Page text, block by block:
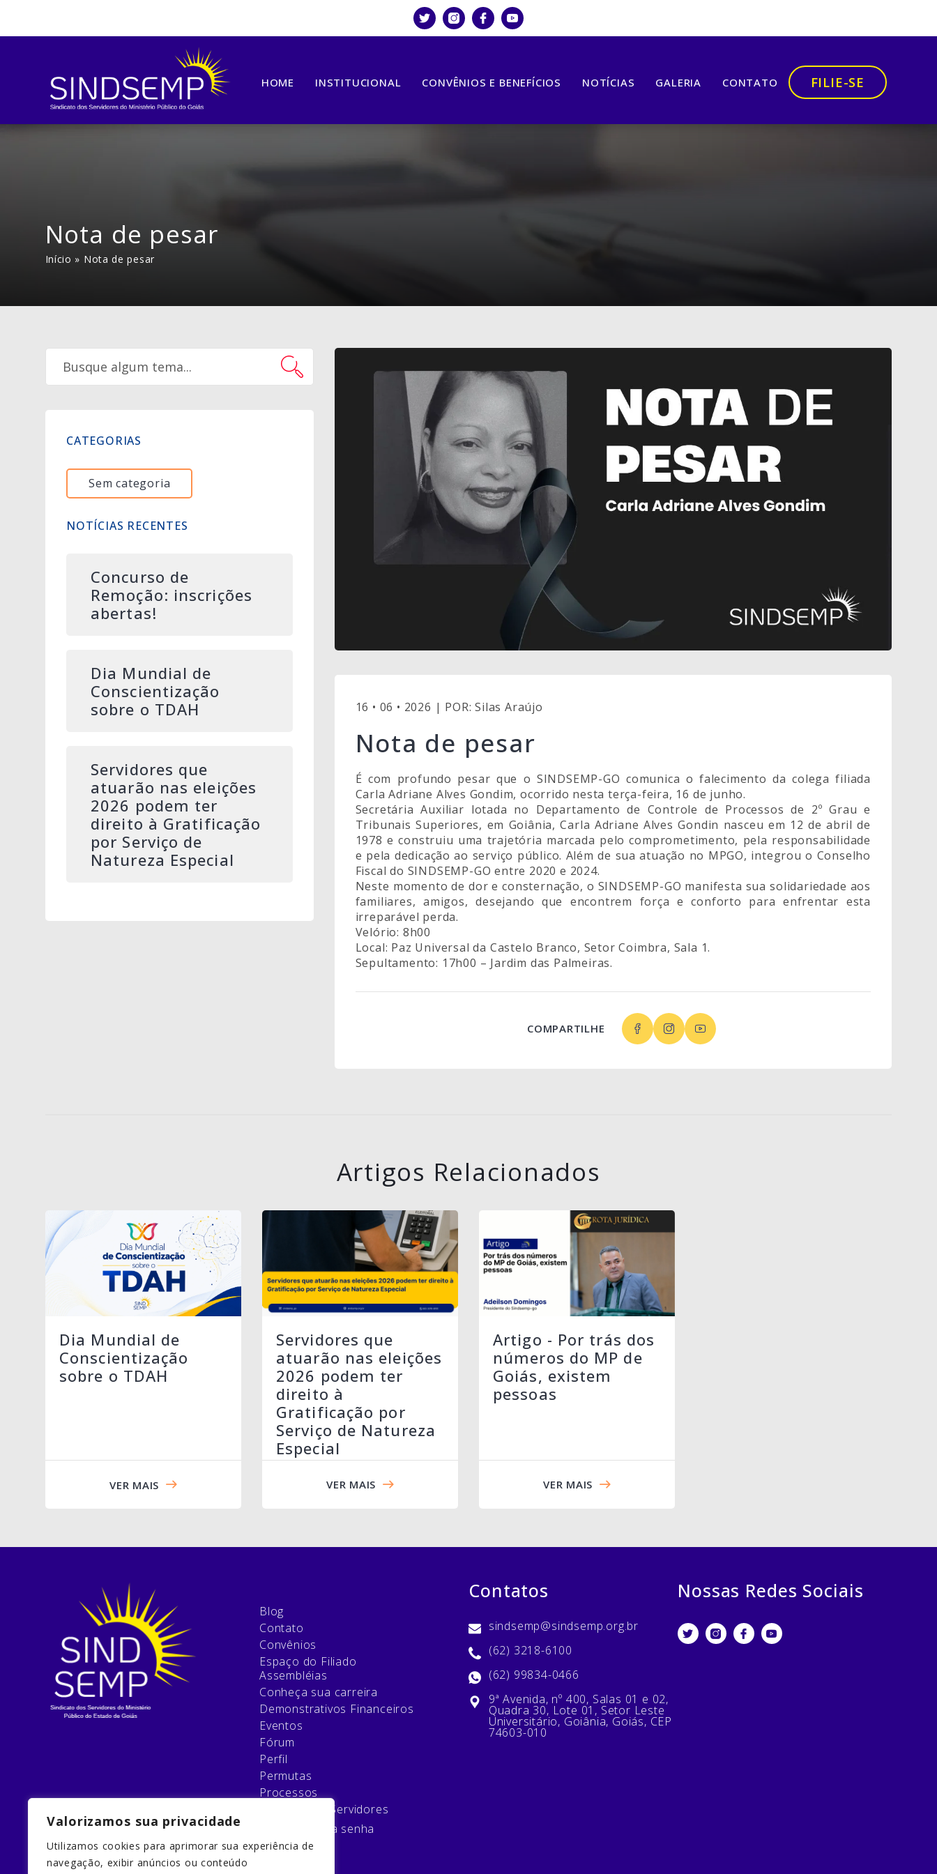
Valorizamos sua privacidade
Utilizamos cookies para aprimorar sua experiência de
navegação, exibir anúncios ou conteúdo
HOME INSTITUCIONAL CONVÊNIOS E BENEFÍCIOS NOTÍCIAS GALERIA CONTATO FILIE-SE
Nota de pesar
Início » Nota de pesar
CATEGORIAS
Sem categoria
NOTÍCIAS RECENTES
Concurso de
Remoção: inscrições
abertas!
Dia Mundial de
Conscientização
sobre o TDAH
Servidores que
atuarão nas eleições
2026 podem ter
direito à Gratificação
por Serviço de
Natureza Especial
16 • 06 • 2026 | POR: Silas Araújo
Nota de pesar
É com profundo pesar que o SINDSEMP-GO comunica o falecimento da colega filiada
Carla Adriane Alves Gondim, ocorrido nesta terça-feira, 16 de junho.
Secretária Auxiliar lotada no Departamento de Controle de Processos de 2º Grau e
Tribunais Superiores, em Goiânia, Carla Adriane Alves Gondin nasceu em 12 de abril de
1978 e construiu uma trajetória marcada pelo comprometimento, pela responsabilidade
e pela dedicação ao serviço público. Além de sua atuação no MPGO, integrou o Conselho
Fiscal do SINDSEMP-GO entre 2020 e 2024.
Neste momento de dor e consternação, o SINDSEMP-GO manifesta sua solidariedade aos
familiares, amigos, desejando que encontrem força e conforto para enfrentar esta
irreparável perda.
Velório: 8h00
Local: Paz Universal da Castelo Branco, Setor Coimbra, Sala 1.
Sepultamento: 17h00 – Jardim das Palmeiras.
COMPARTILHE
Artigos Relacionados
Dia Mundial de
Conscientização
sobre o TDAH
VER MAIS
Servidores que
atuarão nas eleições
2026 podem ter
direito à
Gratificação por
Serviço de Natureza
Especial
VER MAIS
Artigo - Por trás dos
números do MP de
Goiás, existem
pessoas
VER MAIS
Blog
Contato
Convênios
Espaço do Filiado
Assembléias
Conheça sua carreira
Demonstrativos Financeiros
Eventos
Fórum
Perfil
Permutas
Processos
Relatório de Servidores
Esqueci minha senha
Filie-se
Contatos
sindsemp@sindsemp.org.br
(62) 3218-6100
(62) 99834-0466
9ª Avenida, nº 400, Salas 01 e 02,
Quadra 30, Lote 01, Setor Leste
Universitário, Goiânia, Goiás, CEP
74603-010
Nossas Redes Sociais